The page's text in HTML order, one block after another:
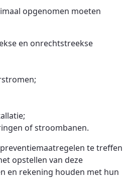
opgenomen moeten
en onrechtstreekse
of stroombanen.
te treffen
opstellen van deze
en rekening houden met hun